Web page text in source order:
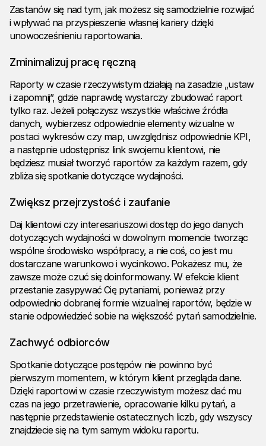
Zastanów się nad tym, jak możesz się samodzielnie rozwijać
i wpływać na przyspieszenie własnej kariery dzięki
unowocześnieniu raportowania.
Zminimalizuj pracę ręczną
Raporty w czasie rzeczywistym działają na zasadzie „ustaw
i zapomnij”, gdzie naprawdę wystarczy zbudować raport
tylko raz. Jeżeli połączysz wszystkie właściwe źródła
danych, wybierzesz odpowiednie elementy wizualne w
postaci wykresów czy map, uwzględnisz odpowiednie KPI,
a następnie udostępnisz link swojemu klientowi, nie
będziesz musiał tworzyć raportów za każdym razem, gdy
zbliża się spotkanie dotyczące wydajności.
Zwiększ przejrzystość i zaufanie
Daj klientowi czy interesariuszowi dostęp do jego danych
dotyczących wydajności w dowolnym momencie tworząc
wspólne środowisko współpracy, a nie coś, co jest mu
dostarczane warunkowo i wycinkowo. Pokażesz mu, że
zawsze może czuć się doinformowany. W efekcie klient
przestanie zasypywać Cię pytaniami, ponieważ przy
odpowiednio dobranej formie wizualnej raportów, będzie w
stanie odpowiedzieć sobie na większość pytań samodzielnie.
Zachwyć odbiorców
Spotkanie dotyczące postępów nie powinno być
pierwszym momentem, w którym klient przegląda dane.
Dzięki raportowi w czasie rzeczywistym możesz dać mu
czas na jego przetrawienie, opracowanie kilku pytań, a
następnie przedstawienie ostatecznych liczb, gdy wszyscy
znajdziecie się na tym samym widoku raportu.